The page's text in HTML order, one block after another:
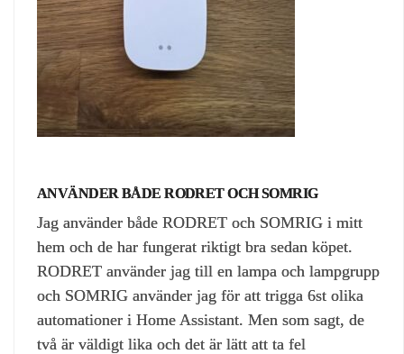
ANVÄNDER BÅDE RODRET OCH SOMRIG
Jag använder både RODRET och SOMRIG i mitt
hem och de har fungerat riktigt bra sedan köpet.
RODRET använder jag till en lampa och lampgrupp
och SOMRIG använder jag för att trigga 6st olika
automationer i Home Assistant. Men som sagt, de
två är väldigt lika och det är lätt att ta fel